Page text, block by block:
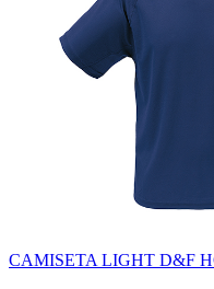
CAMISETA LIGHT D&F